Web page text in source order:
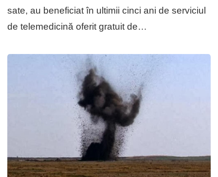
sate, au beneficiat în ultimii cinci ani de serviciul
de telemedicină oferit gratuit de…